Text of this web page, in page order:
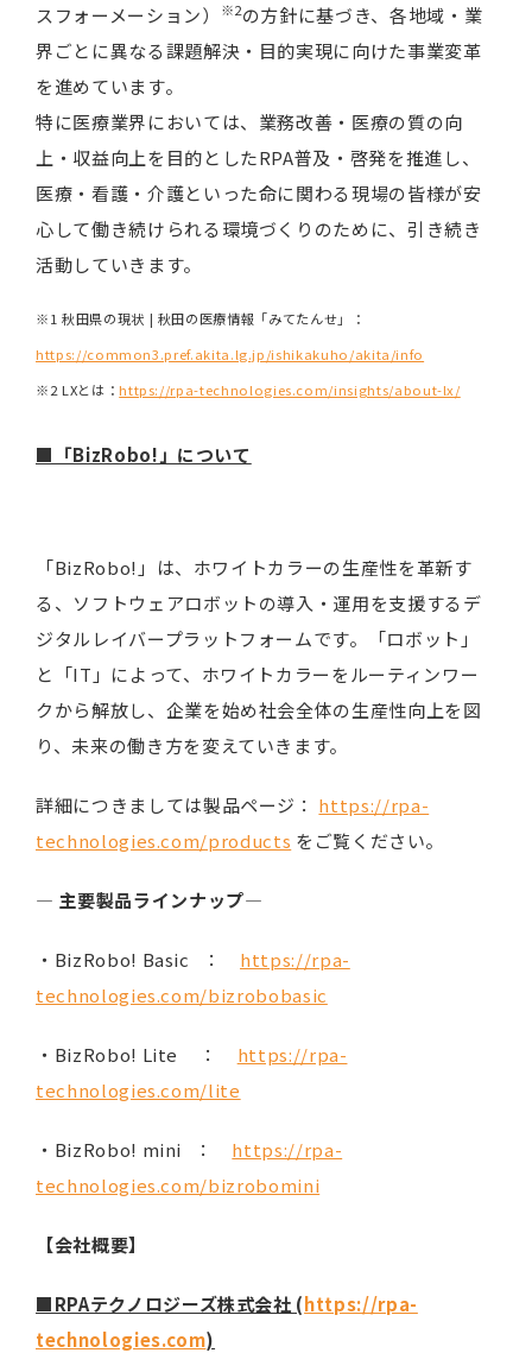
スフォーメーション） ※2の方針に基づき、各地域・業
界ごとに異なる課題解決・目的実現に向けた事業変革
を進めています。
特に医療業界においては、業務改善・医療の質の向
上・収益向上を目的としたRPA普及・啓発を推進し、
医療・看護・介護といった命に関わる現場の皆様が安
心して働き続けられる環境づくりのために、引き続き
活動していきます。
※1 秋田県の現状 | 秋田の医療情報「みてたんせ」：
https://common3.pref.akita.lg.jp/ishikakuho/akita/info
※2 LXとは：https://rpa-technologies.com/insights/about-lx/
■「BizRobo!」について
「BizRobo!」は、ホワイトカラーの生産性を革新す
る、ソフトウェアロボットの導入・運用を支援するデ
ジタルレイバープラットフォームです。「ロボット」
と「IT」によって、ホワイトカラーをルーティンワー
クから解放し、企業を始め社会全体の生産性向上を図
り、未来の働き方を変えていきます。
詳細につきましては製品ページ： https://rpa-
technologies.com/products をご覧ください。
― 主要製品ラインナップ―
・BizRobo! Basic ： https://rpa-
technologies.com/bizrobobasic
・BizRobo! Lite ： https://rpa-
technologies.com/lite
・BizRobo! mini ： https://rpa-
technologies.com/bizrobomini
【会社概要】
■RPAテクノロジーズ株式会社 (https://rpa-
technologies.com)